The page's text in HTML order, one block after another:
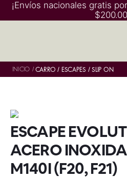
¡Envíos nacionales gratis
INICIO / CARRO ESCAPES SLIP ON
ESCAPE
ACERO
M140I (F20, F21)